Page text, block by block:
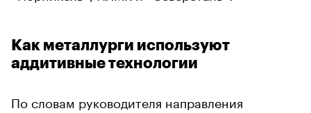
Как металлурги используют
аддитивные технологии
По словам руководителя направления